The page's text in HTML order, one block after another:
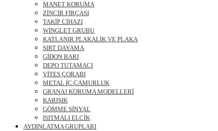
MANET KORUMA
ZİNCİR FIRÇASI
TAKİP CİHAZI
WİNGLET GRUBU
KATLANIR PLAKALIK VE PLAKA
SIRT DAYAMA
GİDON BARI
DEPO TUTAMACI
VİTES ÇORABI
METAL İÇ ÇAMURLUK
GRANAJ KORUMA MODELLERİ
KARIŞIK
GÖMME SİNYAL
ISITMALI ELCİK
AYDINLATMA GRUPLARI